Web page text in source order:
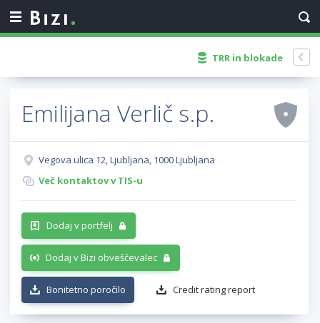
TRR in blokade
Emilijana Verlič s.p.
Vegova ulica 12, Ljubljana, 1000 Ljubljana
Več kontaktov v TIS-u
Dodaj v portfelj
Dodaj v Bizi obveščevalec
Bonitetno poročilo Credit rating report